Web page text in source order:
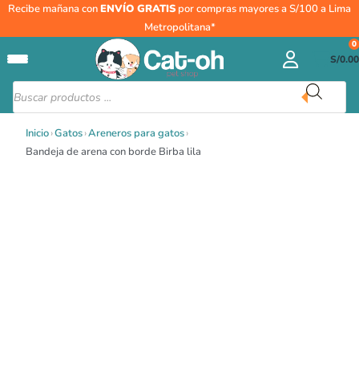
Recibe mañana conENVÍO GRATIS por compras mayores a S/100 a Lima
Metropolitana*
Búsqueda
de
productos
S/0.00
0
Inicio›Gatos›Areneros para gatos›
Bandeja de arena con borde Birba lila